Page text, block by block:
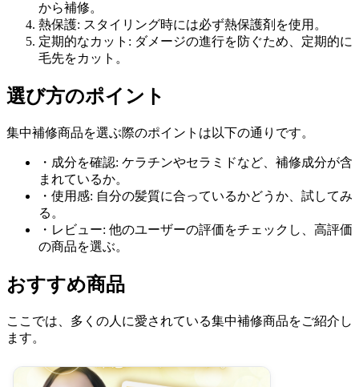
から補修。
熱保護: スタイリング時には必ず熱保護剤を使用。
定期的なカット: ダメージの進行を防ぐため、定期的に
毛先をカット。
選び方のポイント
集中補修商品を選ぶ際のポイントは以下の通りです。
・成分を確認: ケラチンやセラミドなど、補修成分が含
まれているか。
・使用感: 自分の髪質に合っているかどうか、試してみ
る。
・レビュー: 他のユーザーの評価をチェックし、高評価
の商品を選ぶ。
おすすめ商品
ここでは、多くの人に愛されている集中補修商品をご紹介し
ます。